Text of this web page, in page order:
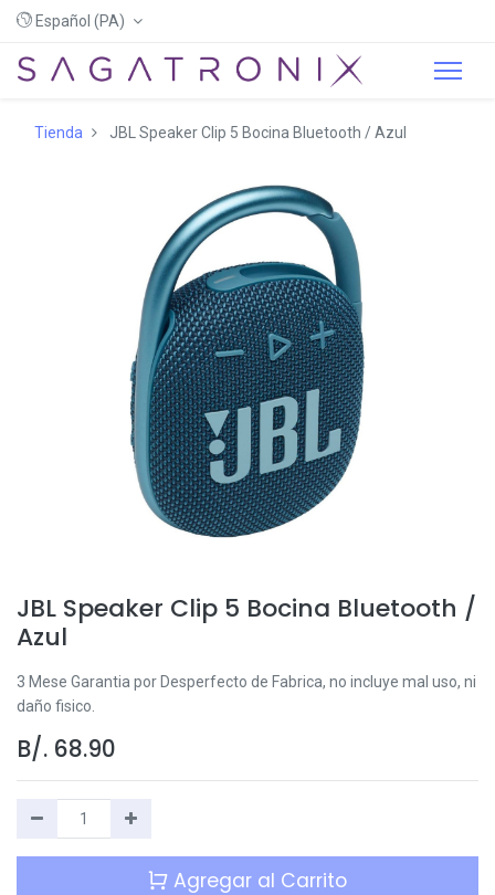
Español (PA)
Tienda JBL Speaker Clip 5 Bocina Bluetooth / Azul
JBL Speaker Clip 5 Bocina Bluetooth /
Azul
3 Mese Garantia por Desperfecto de Fabrica, no incluye mal uso, ni
daño fisico.
B/. 68.90
Agregar al Carrito